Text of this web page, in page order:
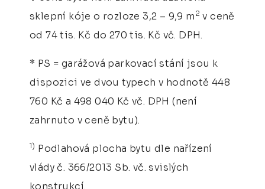
sklepní kóje o rozloze 3,2 – 9,9 m 2 v ceně
od 74 tis. Kč do 270 tis. Kč vč. DPH.
* PS = garážová parkovací stání jsou k
dispozici ve dvou typech v hodnotě 448
760 Kč a 498 040 Kč vč. DPH (není
zahrnuto v ceně bytu).
1) Podlahová plocha bytu dle nařízení
vlády č. 366/2013 Sb. vč. svislých
konstrukcí.